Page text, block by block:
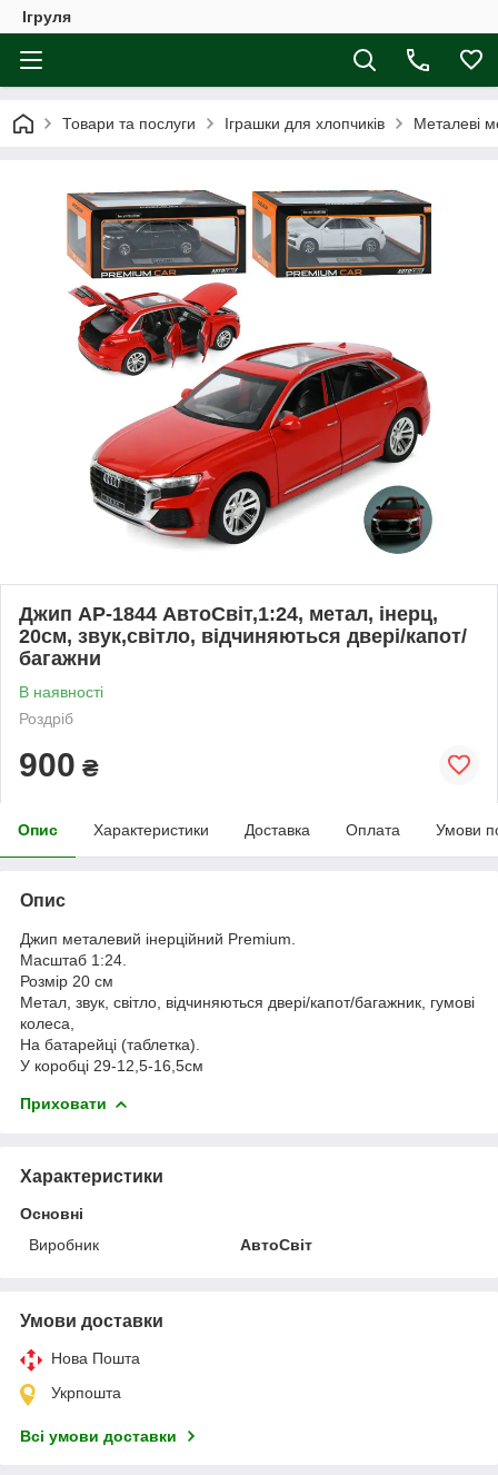
Ігруля
Товари та послуги Іграшки для хлопчиків Металеві
Джип AP-1844 АвтоСвіт,1:24, метал, інерц,
20см, звук,світло, відчиняються двері/капот/
багажни
В наявності
Роздріб
900 ₴
Опис Характеристики Доставка Оплата Умови
Опис
Джип металевий інерційний Premium.
Масштаб 1:24.
Розмір 20 см
Метал, звук, світло, відчиняються двері/капот/багажник, гумові
колеса,
На батарейці (таблетка).
У коробці 29-12,5-16,5см
Приховати
Характеристики
Основні
Виробник
АвтоСвіт
Умови доставки
Нова Пошта
Укрпошта
Всі умови доставки